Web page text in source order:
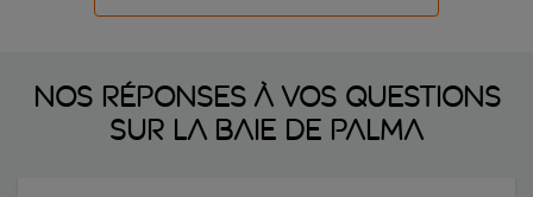
Nos réponses à vos questions
sur la baie de Palma